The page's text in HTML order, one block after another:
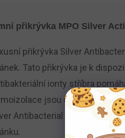
přikrývka MPO Silver
přikrývka Silver
Tato přikrývka je k
ionty stříbra
jsou dosaženy díky
Antibacterial spojuje luxus